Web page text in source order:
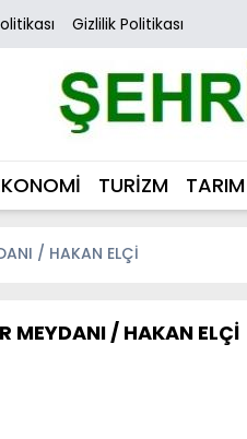
Gizlilik Politikası
TURİZM TARIM
/ HAKAN ELÇİ
MEYDANI / HAKAN ELÇİ